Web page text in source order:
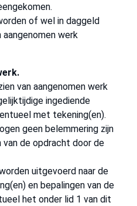
of wel in daggeld
werk
van aangenomen werk
ingediende
met tekening(en).
geen belemmering zijn
de opdracht door de
uitgevoerd naar de
en bepalingen van de
het onder lid 1 van dit